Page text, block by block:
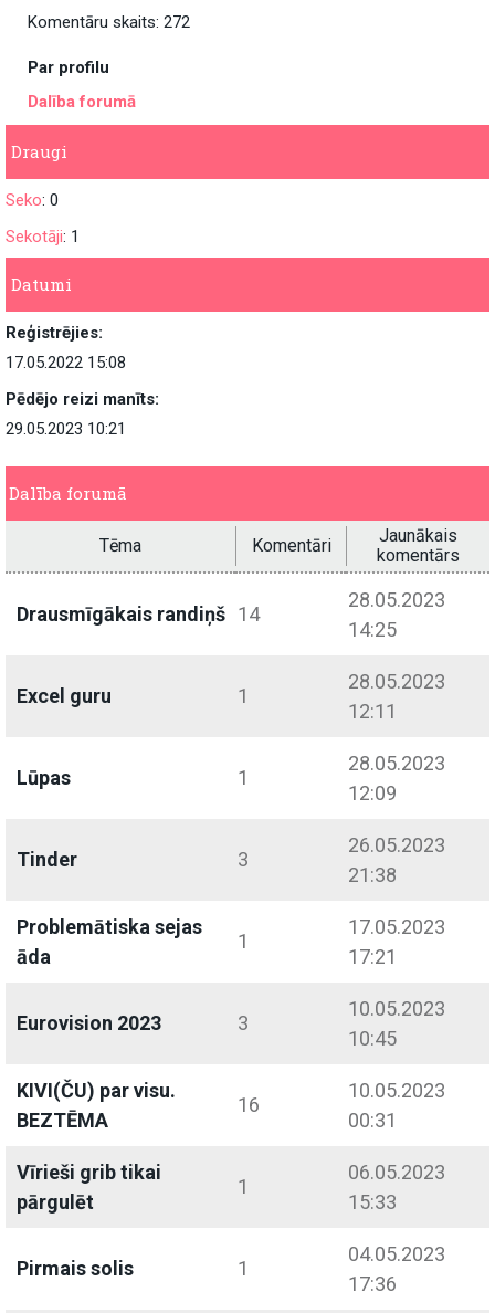
Komentāru skaits: 272
Par profilu
Dalība forumā
Draugi
Seko: 0
Sekotāji: 1
Datumi
Reģistrējies:
17.05.2022 15:08
Pēdējo reizi manīts:
29.05.2023 10:21
Dalība forumā
Tēma Komentāri
Jaunākais
komentārs
Drausmīgākais randiņš 14
28.05.2023
14:25
Excel guru 1
28.05.2023
12:11
Lūpas 1
28.05.2023
12:09
Tinder 3
26.05.2023
21:38
Problemātiska sejas
āda
1
17.05.2023
17:21
Eurovision 2023 3
10.05.2023
10:45
KIVI(ČU) par visu.
BEZTĒMA
16
10.05.2023
00:31
Vīrieši grib tikai
pārgulēt
1
06.05.2023
15:33
Pirmais solis 1
04.05.2023
17:36